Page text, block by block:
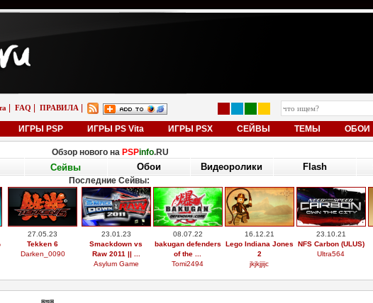
FAQ ПРАВИЛА
ИГРЫ PSP ИГРЫ PS Vita ИГРЫ PSX СЕЙВЫ ТЕМЫ ОБОИ
Обзор нового на PSPinfo.RU
Сейвы Обои Видеоролики Flash
Последние Сейвы:
27.05.23
Tekken 6
Darken_0090
23.01.23
Smackdown vs
Raw 2011 || ...
Asylum Game
08.07.22
bakugan defenders
of the ...
Tomi2494
16.12.21
Lego Indiana Jones
2
jkjkjjijc
23.10.21
NFS Carbon (ULUS)
Ultra564